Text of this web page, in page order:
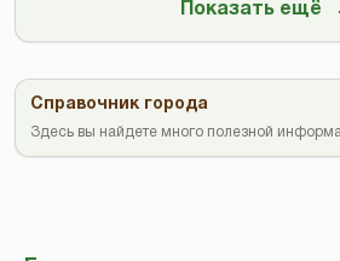
Показать ещё
Справочник города
Здесь вы найдете много полезной